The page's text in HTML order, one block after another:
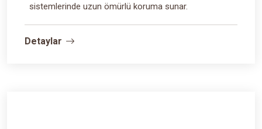
sistemlerinde uzun ömürlü koruma sunar.
Detaylar